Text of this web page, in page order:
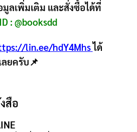
ลเพิ่มเติม และสั่งซื้อได้ที่
:@booksdd
lin.ee/hdY4Mhsได้
ลยครับ📌
สือ